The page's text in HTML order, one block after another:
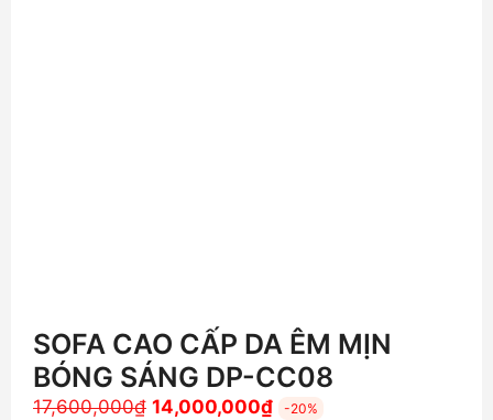
SOFA CAO CẤP DA ÊM MỊN
BÓNG SÁNG DP-CC08
17,600,000₫ Giá
14,000,000₫Giá
-20%